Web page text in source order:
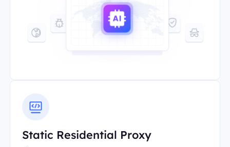
Static Residential Proxy